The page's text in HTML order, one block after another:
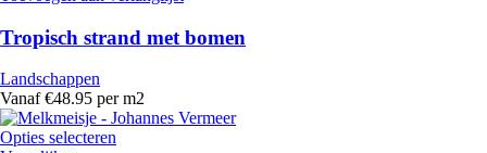
Tropisch strand met bomen
Landschappen
Vanaf €48.95 per m2
Opties selecteren